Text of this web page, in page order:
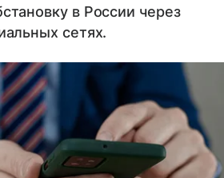
в России через
сетях.